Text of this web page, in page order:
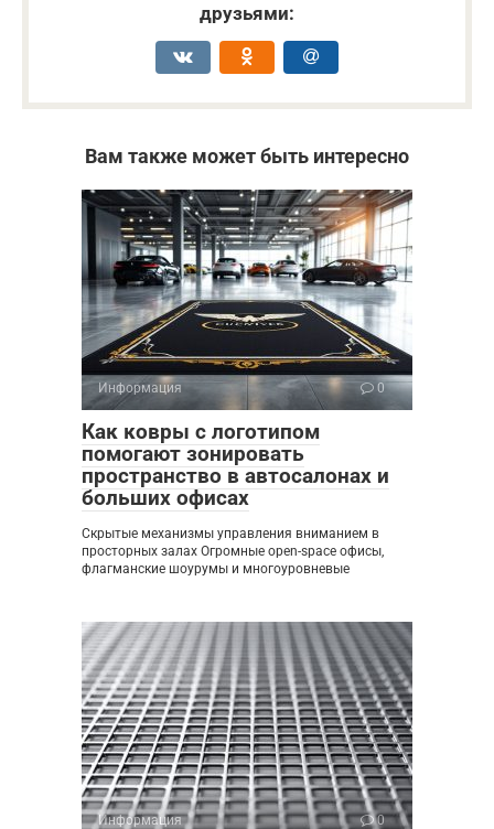
друзьями:
Вам также может быть интересно
Информация 0
Как ковры с логотипом
помогают зонировать
пространство в автосалонах и
больших офисах
Скрытые механизмы управления вниманием в
просторных залах Огромные open-space офисы,
флагманские шоурумы и многоуровневые
Информация 0